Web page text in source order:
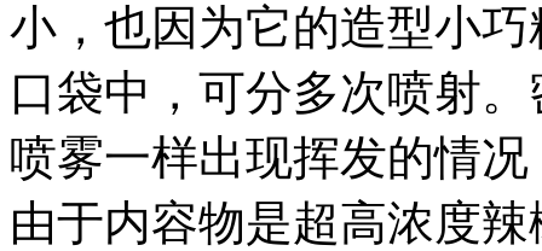
小，也因为它的造型小
口袋中，可分多次喷射
喷雾一样出现挥发的情
由于内容物是超高浓度